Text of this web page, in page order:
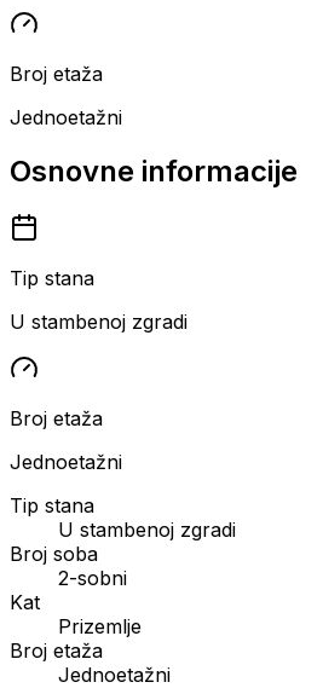
Broj etaža
Jednoetažni
Osnovne informacije
Tip stana
U stambenoj zgradi
Broj etaža
Jednoetažni
Tip stana
U stambenoj zgradi
Broj soba
2-sobni
Kat
Prizemlje
Broj etaža
Jednoetažni